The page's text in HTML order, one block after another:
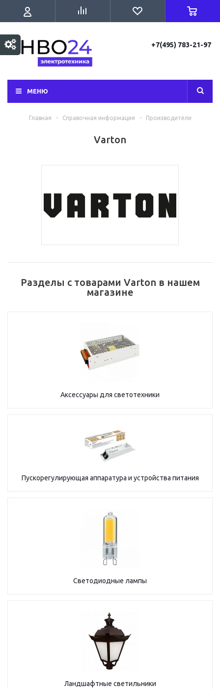
+7(495) 783-21-97
МЕНЮ
Главная - Справочная информация - Производители
Varton
Разделы с товарами Varton в нашем
магазине
Аксессуары для светотехники
Пускорегулирующая аппаратура и устройства питания
Светодиодные лампы
Ландшафтные светильники